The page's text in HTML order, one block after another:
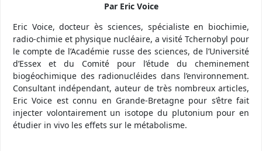
Par Eric Voice
Eric Voice, docteur ès sciences, spécialiste en biochimie,
radio-chimie et physique nucléaire, a visité Tchernobyl pour
le compte de l’Académie russe des sciences, de l’Université
d’Essex et du Comité pour l’étude du cheminement
biogéochimique des radionucléides dans l’environnement.
Consultant indépendant, auteur de très nombreux articles,
Eric Voice est connu en Grande-Bretagne pour s’être fait
injecter volontairement un isotope du plutonium pour en
étudier in vivo les effets sur le métabolisme.